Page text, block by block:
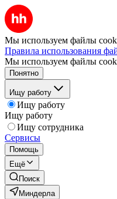
Мы используем файлы
Правила использования
Мы используем файлы
Понятно
Ищу работу
Ищу работу
Ищу работу
Ищу сотрудника
Сервисы
Помощь
Ещё
Поиск
Миндерла